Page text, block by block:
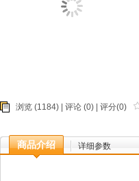
浏览 (1184) | 评论 (0) | 评分(0)
商品介绍 详细参数